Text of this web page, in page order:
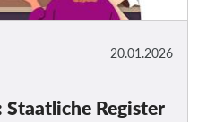
20.01.2026
Staatliche Register